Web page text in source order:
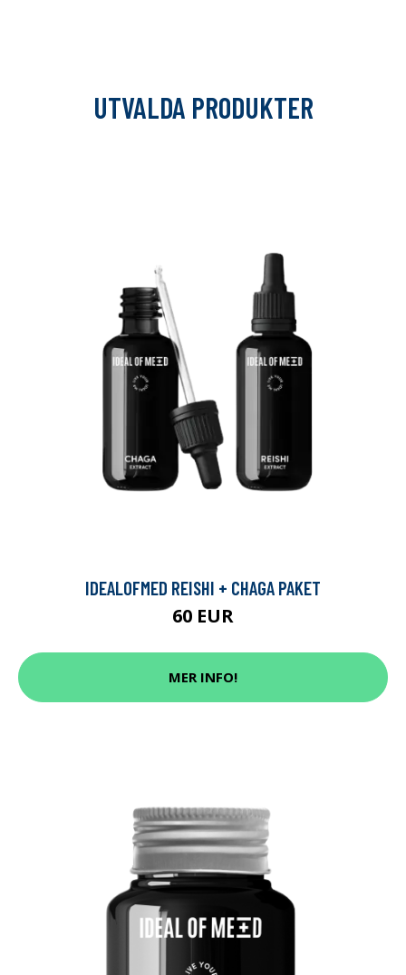
UTVALDA PRODUKTER
IDEALOFMED REISHI + CHAGA PAKET
60 EUR
MER INFO!